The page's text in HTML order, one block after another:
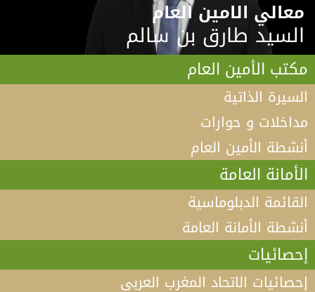
معالي الامين العام
السيد طارق بن سالم
مكتب الأمين العام
السيرة الذاتية
مداخلات و حوارات
أنشطة الأمين العام
الأمانة العامة
القائمة الدبلوماسية
أنشطة الأمانة العامة
إحصائيات
إحصائيات الاتحاد المغرب العربي